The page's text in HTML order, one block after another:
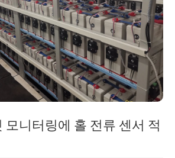
모니터링에 홀 전류 센서 적